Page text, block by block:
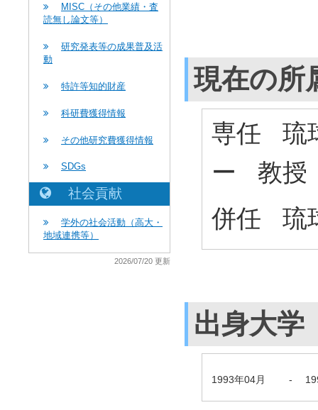
MISC（その他業績・査
読無し論文等）
研究発表等の成果普及活
動
特許等知的財産
科研費獲得情報
その他研究費獲得情報
SDGs
社会貢献
学外の社会活動（高大・
地域連携等）
2026/07/20 更新
現在の所
専任 琉
ー 教
併任 琉
出身大学
1993年04月 -